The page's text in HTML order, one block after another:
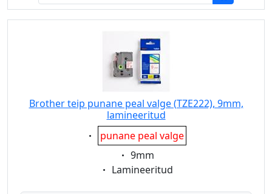
Brother teip punane peal valge (TZE222), 9mm,
lamineeritud
Eigenschaft:
punane peal valge
Eigenschaft:
9mm
Eigenschaft:
Lamineeritud